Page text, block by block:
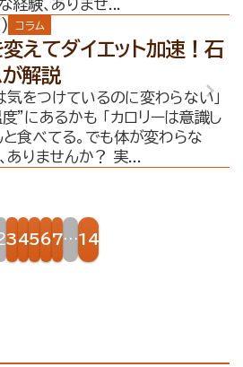
経験、ありませ...
コラム
変えてダイエット加速！石
解説
気をつけているのに変わらない」
”にあるかも 「カロリーは意識し
と食べてる。でも体が変わらな
ありませんか？ 実...
34567…14